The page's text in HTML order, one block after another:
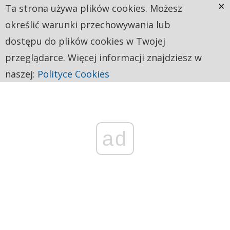
ad
Ta strona używa plików cookies. Możesz
określić warunki przechowywania lub
dostępu do plików cookies w Twojej
przeglądarce. Więcej informacji znajdziesz w
naszej: Polityce Cookies
×